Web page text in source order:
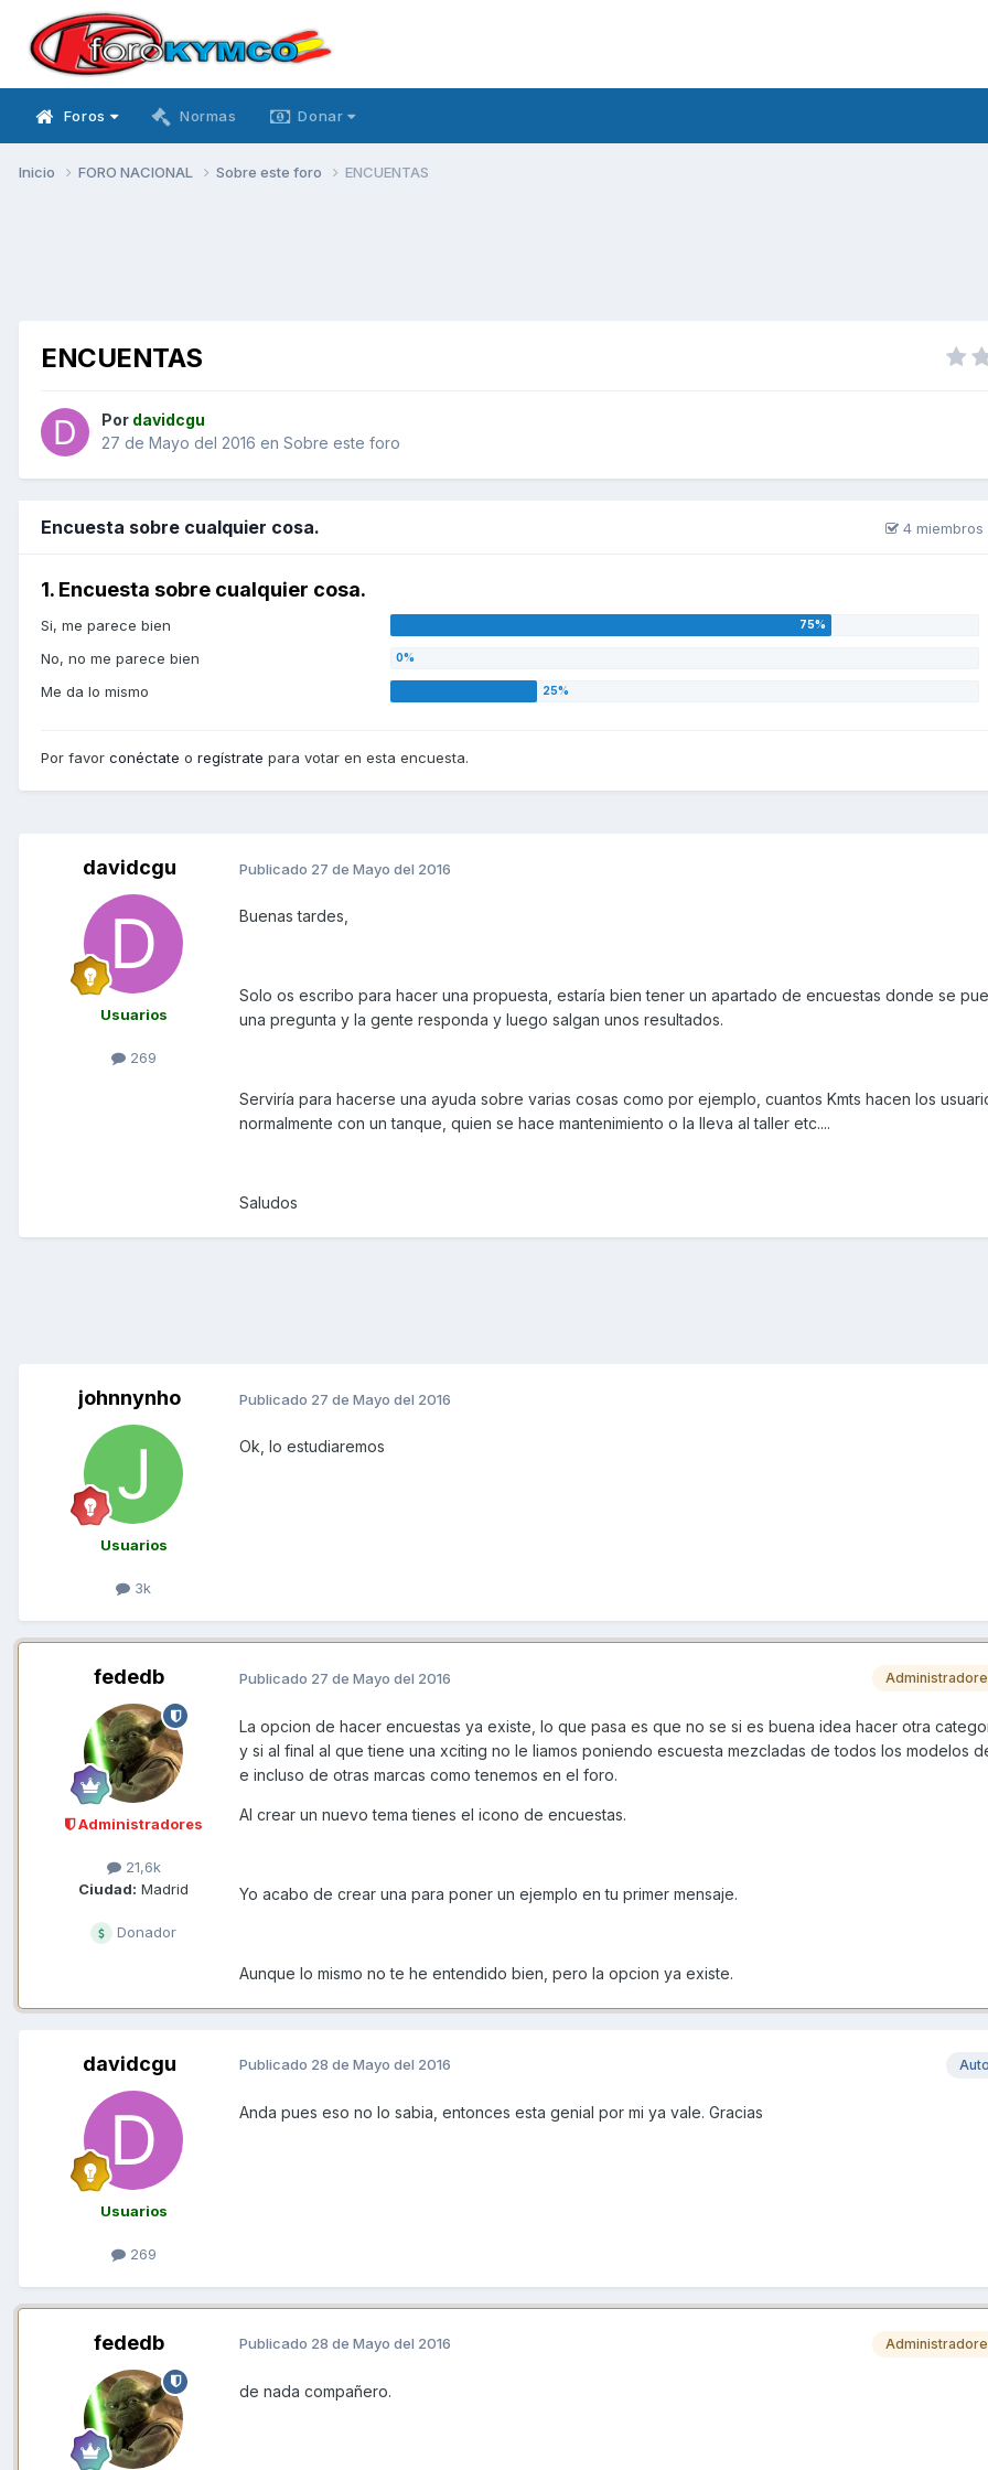
Foros Normas Donar
Inicio FORO NACIONAL Sobre este foro ENCUENTAS
ENCUENTAS
Por davidcgu
27 de Mayo del 2016 en Sobre este foro
Encuesta sobre cualquier cosa. 4
1. Encuesta sobre cualquier cosa.
Si, me parece bien
No, no me parece bien
Me da lo mismo
Por favor conéctate o regístrate para votar en esta encuesta.
davidcgu
Usuarios
269
Publicado 27 de Mayo del 2016
Buenas tardes,
Solo os escribo para hacer una propuesta, estaría bien tener un apartado de encuestas donde se
una pregunta y la gente responda y luego salgan unos resultados.
Serviría para hacerse una ayuda sobre varias cosas como por ejemplo, cuantos Kmts hacen los
normalmente con un tanque, quien se hace mantenimiento o la lleva al taller etc....
Saludos
johnnynho
Usuarios
3k
Publicado 27 de Mayo del 2016
Ok, lo estudiaremos
fededb
Administradores
21,6k
Ciudad: Madrid
Donador
Publicado 27 de Mayo del 2016
La opcion de hacer encuestas ya existe, lo que pasa es que no se si es buena idea hacer otra
y si al final al que tiene una xciting no le liamos poniendo escuesta mezcladas de todos los modelos
e incluso de otras marcas como tenemos en el foro.
Al crear un nuevo tema tienes el icono de encuestas.
Yo acabo de crear una para poner un ejemplo en tu primer mensaje.
Aunque lo mismo no te he entendido bien, pero la opcion ya existe.
davidcgu
Usuarios
269
Publicado 28 de Mayo del 2016
Anda pues eso no lo sabia, entonces esta genial por mi ya vale. Gracias
fededb Publicado 28 de Mayo del 2016
de nada compañero.